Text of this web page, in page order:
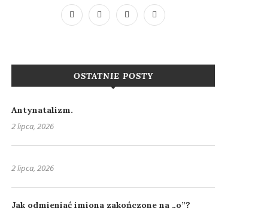
OSTATNIE POSTY
Antynatalizm.
2 lipca, 2026
2 lipca, 2026
Jak odmieniać imiona zakończone na „o”?